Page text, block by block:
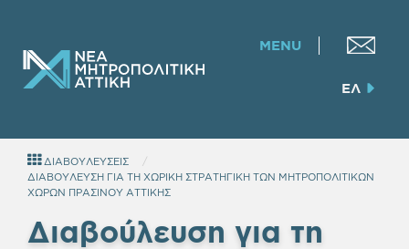
MENU
ΕΛ
ΔΙΑΒΟΥΛΕΥΣΕΙΣ
ΔΙΑΒΟΥΛΕΥΣΗ ΓΙΑ ΤΗ ΧΩΡΙΚΗ ΣΤΡΑΤΗΓΙΚΗ ΤΩΝ ΜΗΤΡΟΠΟΛΙΤΙΚΩΝ
ΧΩΡΩΝ ΠΡΑΣΙΝΟΥ ΑΤΤΙΚΗΣ
Διαβούλευση για τη